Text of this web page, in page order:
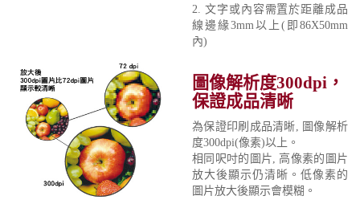
2. 文字或內容需置於距離成品
線邊緣3mm以上(即86X50mm
內)
圖像解析度300dpi，
保證成品清晰
為保證印刷成品清晰, 圖像解析
度300dpi(像素)以上。
相同呎吋的圖片, 高像素的圖片
放大後顯示仍清晰。低像素的
圖片放大後顯示會模糊。